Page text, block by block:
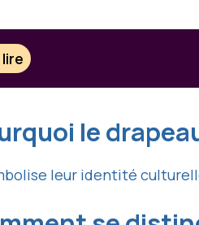
le
leur identité